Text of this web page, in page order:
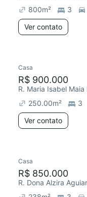
800m² 3
Ver contato
Casa
R$ 900.000
R. Maria Isabel
250.00m² 3
Ver contato
Casa
R$ 850.000
R. Dona Alzira